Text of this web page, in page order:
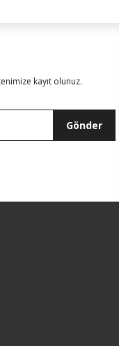
kayıt olunuz.
Gönder